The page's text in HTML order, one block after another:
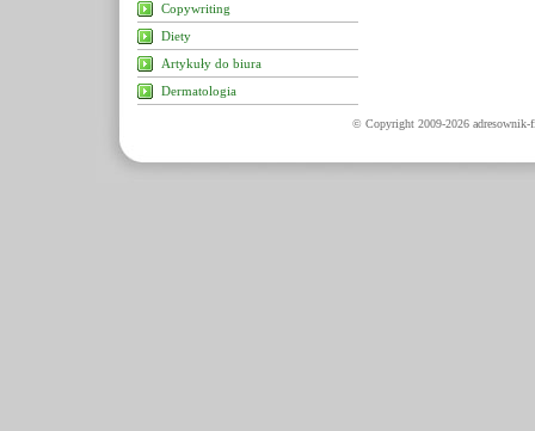
Copywriting
Diety
Artykuły do biura
Dermatologia
© Copyright 2009-2026